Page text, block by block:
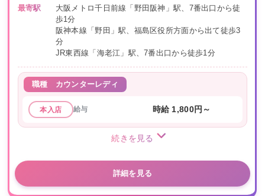
最寄駅
大阪メトロ千日前線「野田阪神」駅、7番出口から徒
歩1分
阪神本線「野田」駅、福島区役所方面から出て徒歩3
分
JR東西線「海老江」駅、7番出口から徒歩1分
職種 カウンターレディ
本入店 給与 時給 1,800円～
続きを見る
詳細を見る